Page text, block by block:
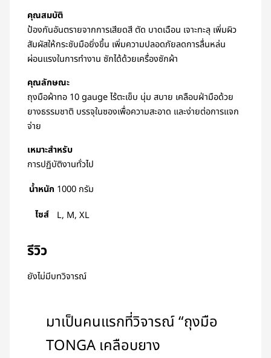
คุณสมบัติ
ป้องกันอันตรายจากการเสียดสี ตัด บาดเฉือน เจาะทะลุ เพิ่มผิว
สัมผัสให้กระชับมือยิ่งขึ้น เพิ่มความปลอดภัยลดการลื่นหล่น
ผ่อนแรงในการทำงาน ซักได้ด้วยเครื่องซักผ้า
คุณลักษณะ
ถุงมือผ้าทอ 10 gauge ไร้ตะเข็บ นุ่ม สบาย เคลือบฝ่ามือด้วย
ยางธรรมชาติ บรรจุในซองเพื่อความสะอาด และง่ายต่อการแจก
จ่าย
เหมาะสำหรับ
การปฏิบัติงานทั่วไป
น้ำหนัก 1000 กรัม
ไซส์
L, M, XL
รีวิว
ยังไม่มีบทวิจารณ์
มาเป็นคนแรกที่วิจารณ์ “ถุงมือ
TONGA เคลือบยาง